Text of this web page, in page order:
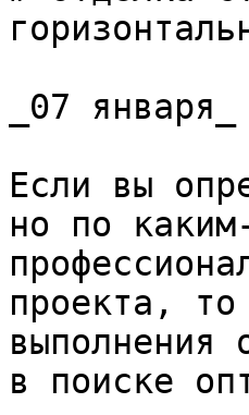
_07 января_
Если вы
но по
проекта, то
выполнения
в поиске